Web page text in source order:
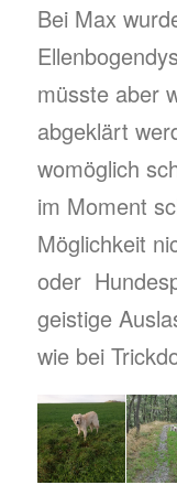
Bei Max
müsste aber
abgeklärt
womöglich
im Moment
Möglichkeit
oder
geistige
wie bei